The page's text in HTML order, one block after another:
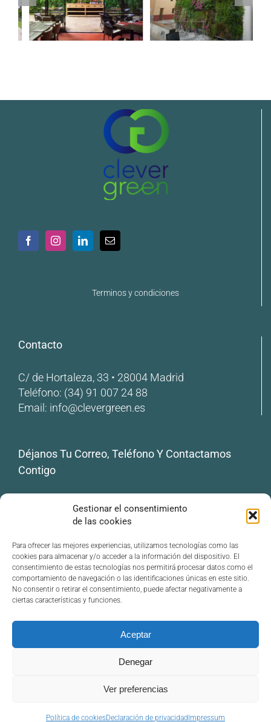
Gestionar el consentimiento
de las cookies
Para ofrecer las mejores experiencias, utilizamos tecnologías como las
cookies para almacenar y/o acceder a la información del dispositivo. El
consentimiento de estas tecnologías nos permitirá procesar datos como el
comportamiento de navegación o las identificaciones únicas en este sitio.
No consentir o retirar el consentimiento, puede afectar negativamente a
ciertas características y funciones.
Aceptar
Denegar
Ver preferencias
Política de cookiesDeclaración de privacidad Impressum
Terminos y condiciones
Contacto
C/ de Hortaleza, 33 • 28004 Madrid
Teléfono: (34) 91 007 24 88
Email: info@clevergreen.es
Déjanos Tu Correo, Teléfono Y Contactamos
Contigo
Tu correo electrónico
Tu teléfono
Cool Roof
Desestratificación
Vegetalización
Derechos Reservados
Facebook
Instagram
LinkedIn
Correo